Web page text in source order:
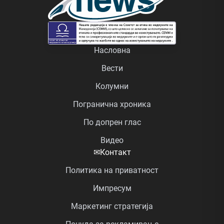
Насловна
Вести
Колумни
Погранична хроника
По допрен глас
Видео
✉Контакт
Политика на приватност
Импресум
Маркетинг стратегија